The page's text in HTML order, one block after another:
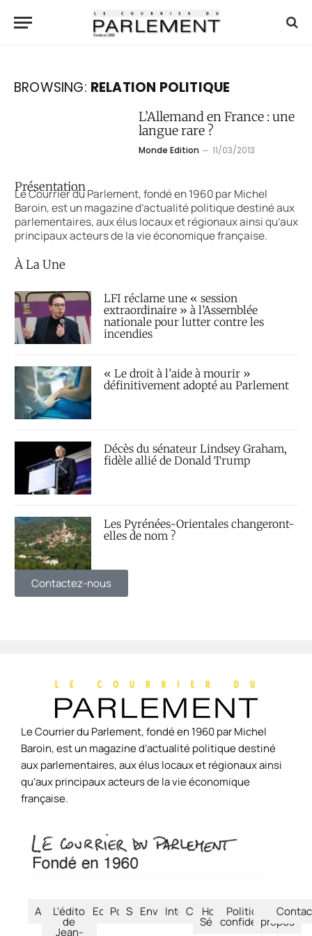
BROWSING: RELATION POLITIQUE
L’Allemand en France : une
langue rare ?
Monde Edition 11/03/2013
Présentation
Le Courrier du Parlement, fondé en 1960 par Michel
Baroin, est un magazine d’actualité politique destiné aux
parlementaires, aux élus locaux et régionaux ainsi qu’aux
principaux acteurs de la vie économique française.
À La Une
LFI réclame une « session
extraordinaire » à l’Assemblée
nationale pour lutter contre les
incendies
« Le droit à l’aide à mourir »
définitivement adopté au Parlement
Décès du sénateur Lindsey Graham,
fidèle allié de Donald Trump
Les Pyrénées-Orientales changeront-
elles de nom ?
Contactez-nous
Le Courrier du Parlement, fondé en 1960 par Michel
Baroin, est un magazine d’actualité politique destiné
aux parlementaires, aux élus locaux et régionaux ainsi
qu’aux principaux acteurs de la vie économique
française.
Accueil
L'édito
de
Jean-
Economie
Politique
SociétéEnvironnement
International
CultureHors-
Séries
Politique de
confidentialité
À
propos